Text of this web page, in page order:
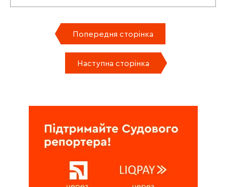
Попередня сторінка
Наступна сторінка